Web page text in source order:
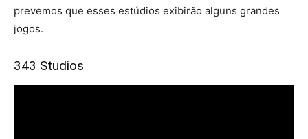
prevemos que esses estúdios exibirão alguns grandes
jogos.
343 Studios